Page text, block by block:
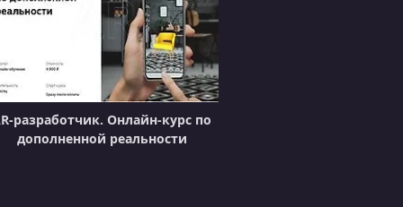
УРОК 20.
Adding another Effect & Force
УРОК 21.
Adding more AudiosSource's
УРОК 22.
Testing the App
разработчик. Онлайн-курс по
дополненной реальности